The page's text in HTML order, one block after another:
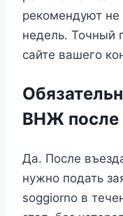
рекомендуют не
недель. Точный
сайте вашего
ВНЖ после
Да. После
нужно подать
soggiorno в